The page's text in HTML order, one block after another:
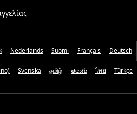
Nederlands Suomi Français Deutsch
Svenska தமிழ் తెలుగు ไทย Türkçe